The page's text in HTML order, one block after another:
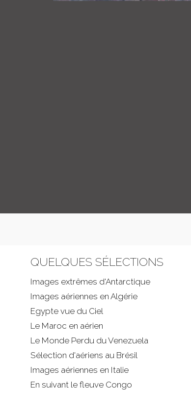
QUELQUES SÉLECTIONS
Images extrêmes d'Antarctique
Images aériennes en Algérie
Egypte vue du Ciel
Le Maroc en aérien
Le Monde Perdu du Venezuela
Sélection d'aériens au Brésil
Images aériennes en Italie
En suivant le fleuve Congo